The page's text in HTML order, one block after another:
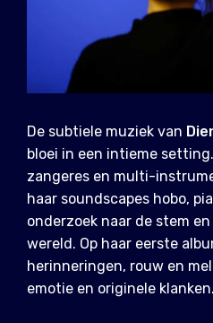
De subtiele muziek van
bloei in een intieme
zangeres en multi-
haar soundscapes hobo,
onderzoek naar de stem
wereld. Op haar eerste
herinneringen, rouw en
emotie en originele klanken.